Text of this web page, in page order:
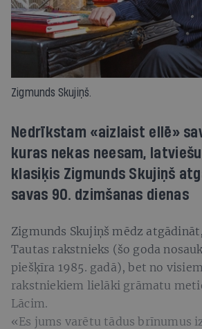
Zigmunds Skujiņš.
Nedrīkstam «aizlaist ellē»
kuras nekas neesam,
klasiķis Zigmunds Skujiņš
savas 90. dzimšanas dienas
Zigmunds Skujiņš mēdz
Tautas rakstnieks (šo goda
piešķīra 1985. gadā), bet no
rakstniekiem lielāki grāmatu
Lācim.
«Es jums varētu tādus brīnumus